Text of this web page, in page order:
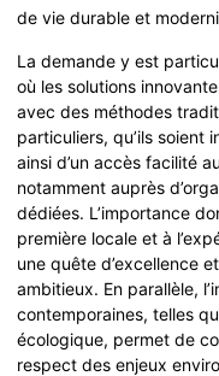
de vie durable et
La demande y est
où les solutions
avec des méthodes
particuliers, qu’ils soient
ainsi d’un accès facilité
notamment auprès
dédiées. L’importance
première locale et à
une quête d’excellence
ambitieux. En parallèle,
contemporaines, telles
écologique, permet de
respect des enjeux